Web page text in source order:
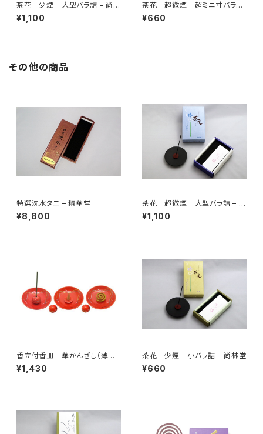
茶花 少煙 大型バラ詰 – 尚林
堂
¥1,100
茶花 超微煙 超ミニ寸バラ詰
– 尚林堂
¥660
その他の商品
特選沈水タニ – 精華堂
¥8,800
茶花 超微煙 大型バラ詰 – 尚
林堂
¥1,100
香立付香皿 華かんざし（薄紅）
– 薫寿堂
¥1,430
茶花 少煙 小バラ詰 – 尚林堂
¥660